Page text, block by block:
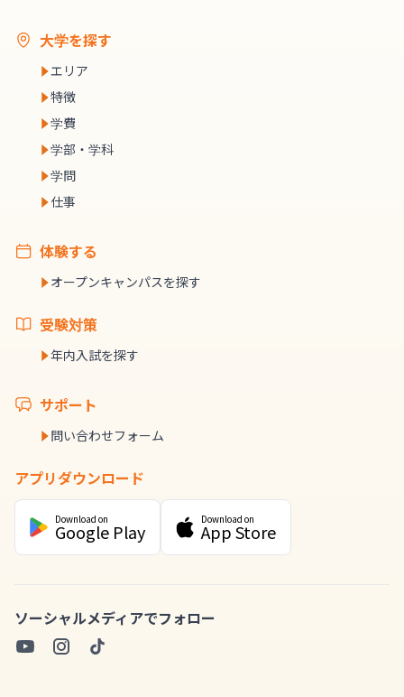
大学を探す
エリア
特徴
学費
学部・学科
学問
仕事
体験する
オープンキャンパスを探す
受験対策
年内入試を探す
サポート
問い合わせフォーム
アプリダウンロード
Download on
Google Play
Download on
App Store
ソーシャルメディアでフォロー